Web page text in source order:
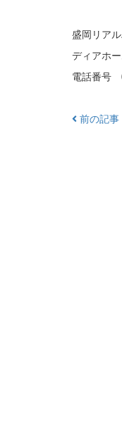
盛岡リア
ディアホ
電話番号
前の記事